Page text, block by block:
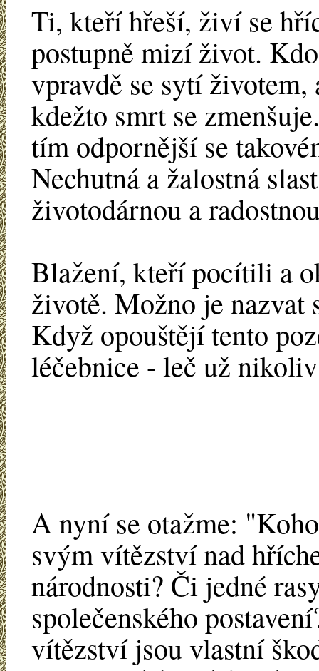
Ti, kteří hřeší, živí se
postupně mizí život.
vpravdě se sytí
kdežto smrt se
tím odpornější se
Nechutná a žalostná
životodárnou a
Blažení, kteří pocítili a
životě. Možno je nazvat
Když opouštějí tento
léčebnice - leč už
A nyní se otažme:
svým vítězství nad
národnosti? Či jedné
společenského
vítězství jsou vlastní